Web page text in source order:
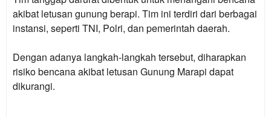
akibat letusan gunung berapi. Tim ini terdiri dari berbagai
instansi, seperti TNI, Polri, dan pemerintah daerah.
Dengan adanya langkah-langkah tersebut, diharapkan
risiko bencana akibat letusan Gunung Marapi dapat
dikurangi.